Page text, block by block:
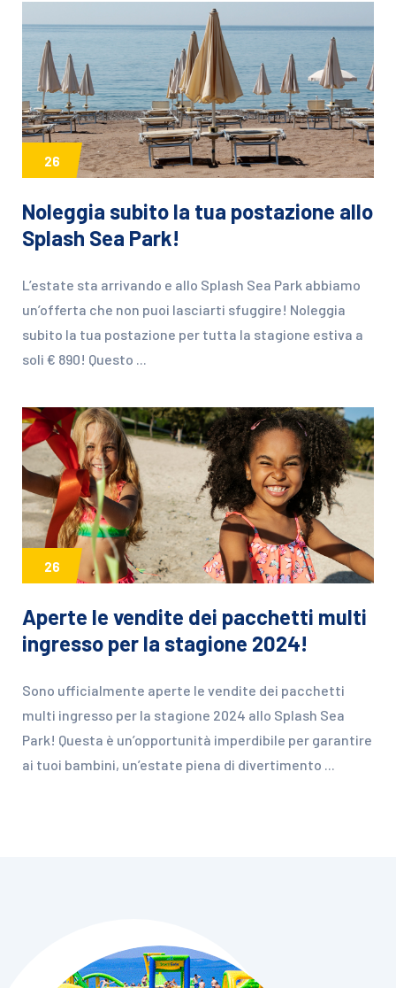
26
Noleggia subito la tua postazione allo
Splash Sea Park!
L’estate sta arrivando e allo Splash Sea Park abbiamo
un’offerta che non puoi lasciarti sfuggire! Noleggia
subito la tua postazione per tutta la stagione estiva a
soli € 890! Questo ...
26
Aperte le vendite dei pacchetti multi
ingresso per la stagione 2024!
Sono ufficialmente aperte le vendite dei pacchetti
multi ingresso per la stagione 2024 allo Splash Sea
Park! Questa è un’opportunità imperdibile per garantire
ai tuoi bambini, un’estate piena di divertimento ...